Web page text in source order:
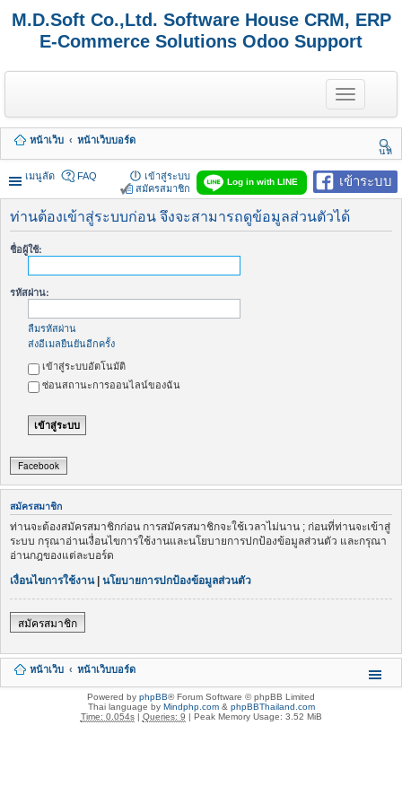
M.D.Soft Co.,Ltd. Software House CRM, ERP
E-Commerce Solutions Odoo Support
T
o
g
e
n
a
v
i
g
หน้าเว็บ
หน้าเว็บบอร์ด
นห
า
เมนูลัด
เข้าระบบ
Log in with LINE
FAQ
เข้าสู่ระบบ
สมัครสมาชิก
ท่านต้องเข้าสู่ระบบก่อน จึงจะสามารถดูข้อมูลส่วนตัวได้
ชื่อผู้ใช้:
รหัสผ่าน:
ลืมรหัสผ่าน
ส่งอีเมลยืนยันอีกครั้ง
เข้าสู่ระบบอัตโนมัติ
ซ่อนสถานะการออนไลน์ของฉัน
Facebook
สมัครสมาชิก
ท่านจะต้องสมัครสมาชิกก่อน การสมัครสมาชิกจะใช้เวลาไม่นาน ; ก่อนที่ท่านจะเข้าสู่
ระบบ กรุณาอ่านเงื่อนไขการใช้งานและนโยบายการปกป้องข้อมูลส่วนตัว และกรุณา
อ่านกฎของแต่ละบอร์ด
เงื่อนไขการใช้งาน| นโยบายการปกป้องข้อมูลส่วนตัว
สมัครสมาชิก
หน้าเว็บ หน้าเว็บบอร์ด
Powered by phpBB® Forum Software © phpBB Limited
Thai language by Mindphp.com& phpBBThailand.com
Time: 0.054s| Queries: 9 | Peak Memory Usage: 3.52 MiB